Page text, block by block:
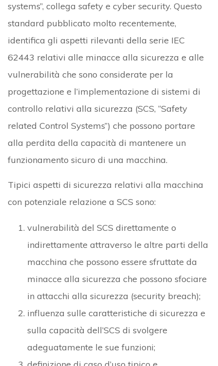
systems”, collega safety e cyber security. Questo
standard pubblicato molto recentemente,
identifica gli aspetti rilevanti della serie IEC
62443 relativi alle minacce alla sicurezza e alle
vulnerabilità che sono considerate per la
progettazione e l’implementazione di sistemi di
controllo relativi alla sicurezza (SCS, “Safety
related Control Systems”) che possono portare
alla perdita della capacità di mantenere un
funzionamento sicuro di una macchina.
Tipici aspetti di sicurezza relativi alla macchina
con potenziale relazione a SCS sono:
vulnerabilità del SCS direttamente o
indirettamente attraverso le altre parti della
macchina che possono essere sfruttate da
minacce alla sicurezza che possono sfociare
in attacchi alla sicurezza (security breach);
influenza sulle caratteristiche di sicurezza e
sulla capacità dell’SCS di svolgere
adeguatamente le sue funzioni;